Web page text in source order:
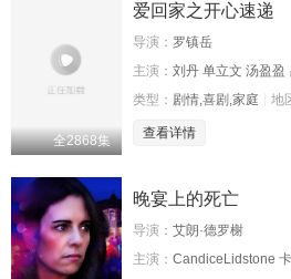
全2868集
爱回家之开心速递
导演： 罗镇岳
主演： 刘丹 单立文 汤盈盈
类型： 剧情,喜剧,家庭 地
查看详情
晚宴上的死亡
导演： 艾朗·德罗榭
主演： CandiceLidstone